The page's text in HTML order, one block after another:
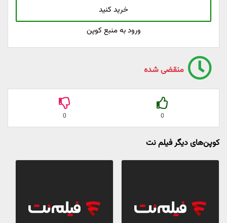
خرید کنید
ورود به منبع کوپن
منقضی شده
0
0
کوپن‌های دیگر فیلم نت